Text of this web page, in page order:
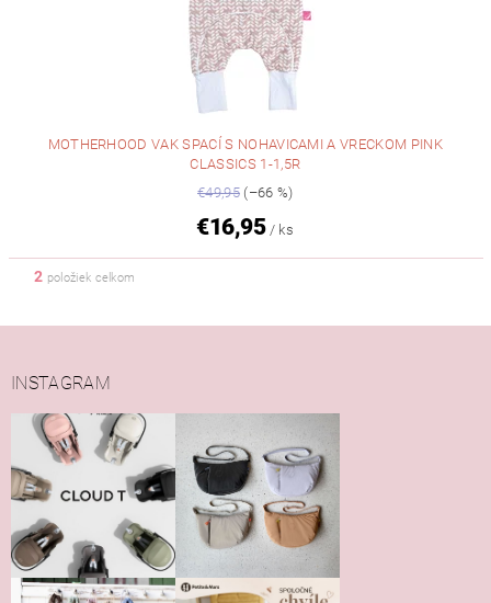
MOTHERHOOD VAK SPACÍ S NOHAVICAMI A VRECKOM PINK
CLASSICS 1-1,5R
€49,95(–66 %)
€16,95 / ks
2 položiek celkom
INSTAGRAM